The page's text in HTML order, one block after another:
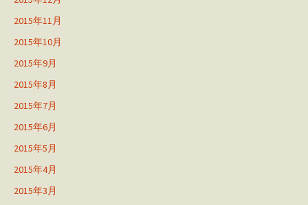
2015年11月
2015年10月
2015年9月
2015年8月
2015年7月
2015年6月
2015年5月
2015年4月
2015年3月